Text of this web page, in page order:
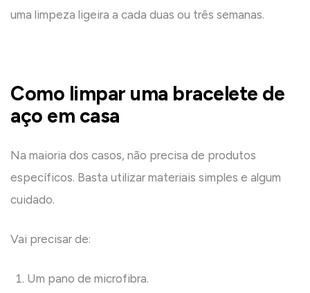
uma limpeza ligeira a cada duas ou três semanas.
Como limpar uma bracelete de
aço em casa
Na maioria dos casos, não precisa de produtos
específicos. Basta utilizar materiais simples e algum
cuidado.
Vai precisar de:
Um pano de microfibra.